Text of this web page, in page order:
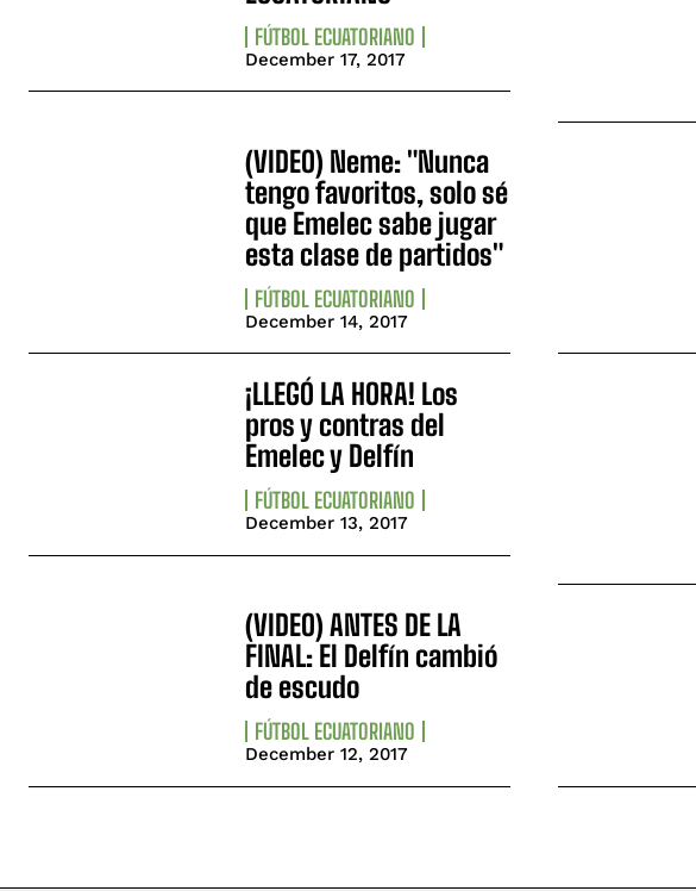
FÚTBOL ECUATORIANO
December 17, 2017
(VIDEO) Neme: "Nunca
tengo favoritos, solo sé
que Emelec sabe jugar
esta clase de partidos"
FÚTBOL ECUATORIANO
December 14, 2017
¡LLEGÓ LA HORA! Los
pros y contras del
Emelec y Delfín
FÚTBOL ECUATORIANO
December 13, 2017
(VIDEO) ANTES DE LA
FINAL: El Delfín cambió
de escudo
FÚTBOL ECUATORIANO
December 12, 2017